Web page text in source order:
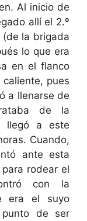
Al inicio de
allí el 2.º
la brigada
lo que era
en el flanco
pues
a llenarse de
de la
llegó a este
Cuando,
ante esta
rodear el
con la
era el suyo
de ser